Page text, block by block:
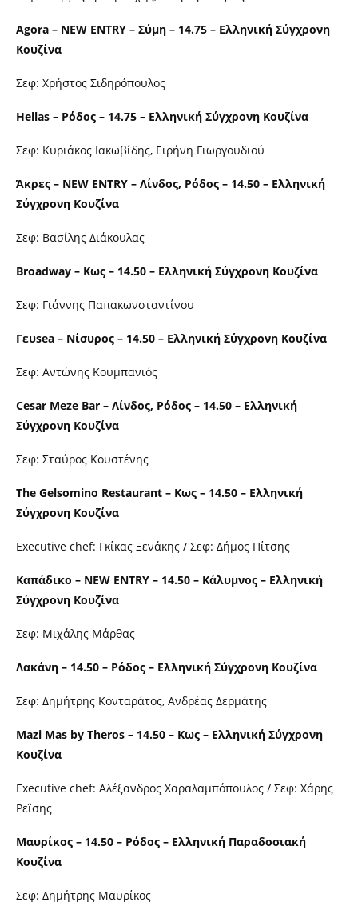
Agora – NEW ENTRY – Σύμη – 14.75 – Ελληνική Σύγχρονη
Κουζίνα
Σεφ: Χρήστος Σιδηρόπουλος
Hellas – Ρόδος – 14.75 – Ελληνική Σύγχρονη Κουζίνα
Σεφ: Κυριάκος Ιακωβίδης, Ειρήνη Γιωργουδιού
Άκρες – NEW ENTRY – Λίνδος, Ρόδος – 14.50 – Ελληνική
Σύγχρονη Κουζίνα
Σεφ: Βασίλης Διάκουλας
Broadway – Κως – 14.50 – Ελληνική Σύγχρονη Κουζίνα
Σεφ: Γιάννης Παπακωνσταντίνου
Γευsea – Νίσυρος – 14.50 – Ελληνική Σύγχρονη Κουζίνα
Σεφ: Αντώνης Κουμπανιός
Cesar Meze Bar – Λίνδος, Ρόδος – 14.50 – Ελληνική
Σύγχρονη Κουζίνα
Σεφ: Σταύρος Κουστένης
The Gelsomino Restaurant – Κως – 14.50 – Ελληνική
Σύγχρονη Κουζίνα
Executive chef: Γκίκας Ξενάκης / Σεφ: Δήμος Πίτσης
Καπάδικο – NEW ENTRY – 14.50 – Κάλυμνος – Ελληνική
Σύγχρονη Κουζίνα
Σεφ: Μιχάλης Μάρθας
Λακάνη – 14.50 – Ρόδος – Ελληνική Σύγχρονη Κουζίνα
Σεφ: Δημήτρης Κονταράτος, Ανδρέας Δερμάτης
Mazi Mas by Theros – 14.50 – Κως – Ελληνική Σύγχρονη
Κουζίνα
Executive chef: Αλέξανδρος Χαραλαμπόπουλος / Σεφ: Χάρης
Ρεΐσης
Μαυρίκος – 14.50 – Ρόδος – Ελληνική Παραδοσιακή
Κουζίνα
Σεφ: Δημήτρης Μαυρίκος